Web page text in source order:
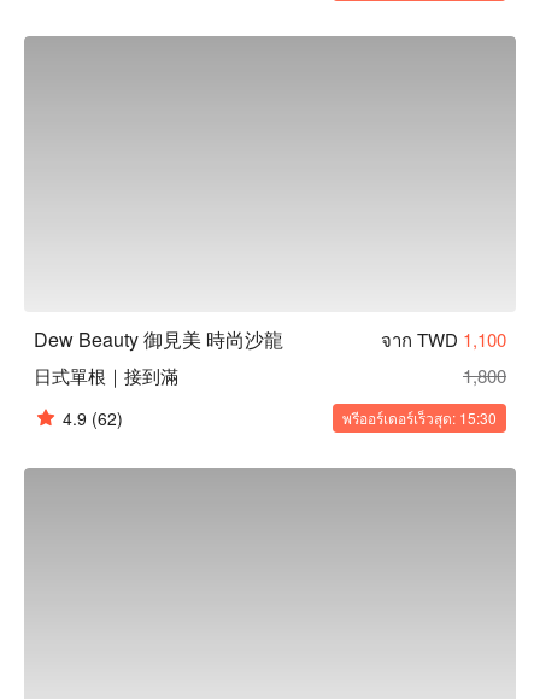
Dew Beauty 御見美 時尚沙龍 จาก TWD 1,100
日式單根｜接到滿
1,800
4.9 (62) พรีออร์เดอร์เร็วสุด: 15:30